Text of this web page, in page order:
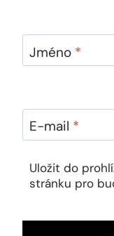
Jméno *
E-mail *
Uložit do
stránku pro